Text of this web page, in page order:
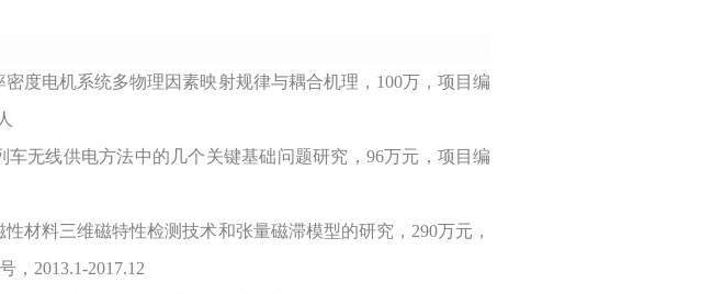
度电机系统多物理因素映射规律与耦合机理，100万，项目编
车无线供电方法中的几个关键基础问题研究，96万元，项目编
材料三维磁特性检测技术和张量磁滞模型的研究，290万元，
，2013.1-2017.12